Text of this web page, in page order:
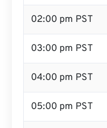
02:00 pm PST
03:00 pm PST
04:00 pm PST
05:00 pm PST